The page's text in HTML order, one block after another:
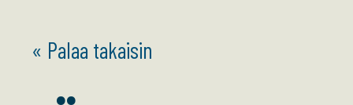
« Palaa takaisin